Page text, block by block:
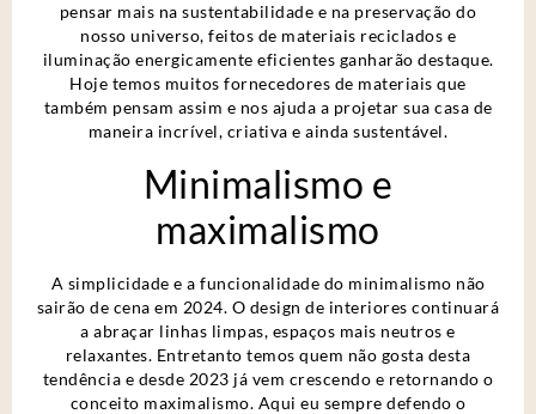
pensar mais na sustentabilidade e na preservação do
nosso universo, feitos de materiais reciclados e
iluminação energicamente eficientes ganharão destaque.
Hoje temos muitos fornecedores de materiais que
também pensam assim e nos ajuda a projetar sua casa de
maneira incrível, criativa e ainda sustentável.
Minimalismo e
maximalismo
A simplicidade e a funcionalidade do minimalismo não
sairão de cena em 2024. O design de interiores continuará
a abraçar linhas limpas, espaços mais neutros e
relaxantes. Entretanto temos quem não gosta desta
tendência e desde 2023 já vem crescendo e retornando o
conceito maximalismo. Aqui eu sempre defendo o